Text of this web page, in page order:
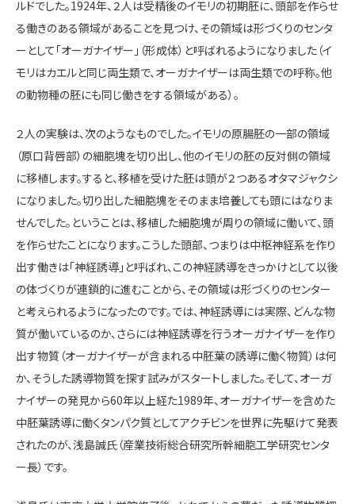
ルドでした。1924年、２人は受精後のイモリの初期胚に、頭部を作らせ
る働きのある領域があることを見つけ、その領域は形づくりのセンタ
ーとして「オーガナイザー」（形成体）と呼ばれるようになりました（イ
モリはカエルと同じ両生類で、オーガナイザーは両生類での呼称。他
の動物種の胚にも同じ働きをする領域がある）。
２人の実験は、次のようなものでした。イモリの原腸胚の一部の領域
（原口背唇部）の細胞塊を切り出し、他のイモリの胚の反対側の領域
に移植します。すると、移植を受けた胚は頭が２つあるオタマジャクシ
になりました。切り出した細胞塊をそのまま培養しても頭にはなりま
せんでした。ということは、移植した細胞塊が周りの領域に働いて、頭
を作らせたことになります。こうした頭部、つまりは中枢神経系を作り
出す働きは「神経誘導」と呼ばれ、この神経誘導をきっかけとして以後
の体づくりが連鎖的に進むことから、その領域は形づくりのセンター
と考えられるようになったのです。では、神経誘導には実際、どんな物
質が働いているのか、さらには神経誘導を行うオーガナイザーを作り
出す物質（オーガナイザーが含まれる中胚葉の誘導に働く物質）は何
か、そうした誘導物質を探す試みがスタートしました。そして、オーガ
ナイザーの発見から60年以上経た1989年、オーガナイザーを含めた
中胚葉誘導に働くタンパク質としてアクチビンを世界に先駆けて発表
されたのが、浅島誠氏（産業技術総合研究所幹細胞工学研究センタ
ー長）です。